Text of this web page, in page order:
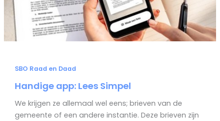
SBO Raad en Daad
Handige app: Lees Simpel
We krijgen ze allemaal wel eens; brieven van de
gemeente of een andere instantie. Deze brieven zijn